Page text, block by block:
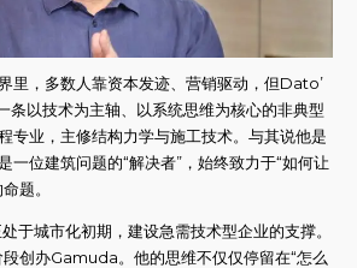
里，多数人靠资本发迹、营销驱动，但Dato’
条以技术为主轴、以系统思维为核心的非典型
专业，主修结构力学与施工技术。与其说他是
一位建筑问题的“解决者”，始终致力于“如何让
题。
于城市化初期，建设急需技术型企业的支撑。
创办Gamuda。他的思维不仅仅停留在“怎么